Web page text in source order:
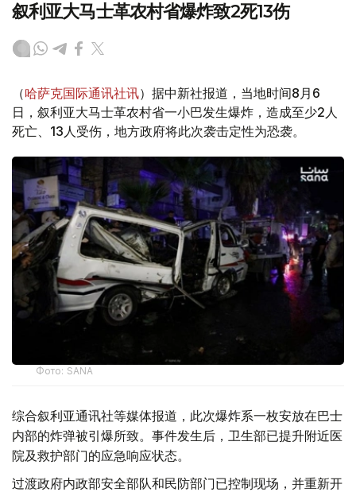
叙利亚大马士革农村省爆炸致2死13伤
（哈萨克国际通讯社讯）据中新社报道，当地时间8月6
日，叙利亚大马士革农村省一小巴发生爆炸，造成至少2人
死亡、13人受伤，地方政府将此次袭击定性为恐袭。
Фото: SANA
综合叙利亚通讯社等媒体报道，此次爆炸系一枚安放在巴士
内部的炸弹被引爆所致。事件发生后，卫生部已提升附近医
院及救护部门的应急响应状态。
过渡政府内政部安全部队和民防部门已控制现场，并重新开